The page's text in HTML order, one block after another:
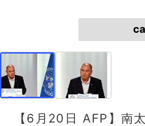
【6月20日 AFP】南